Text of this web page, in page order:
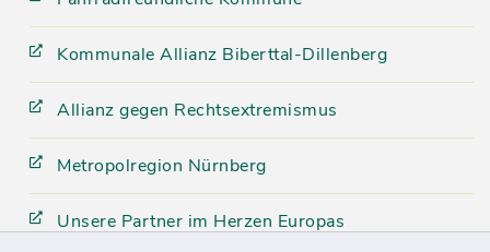
Kommunale Allianz Biberttal-Dillenberg
Allianz gegen Rechtsextremismus
Metropolregion Nürnberg
Unsere Partner im Herzen Europas